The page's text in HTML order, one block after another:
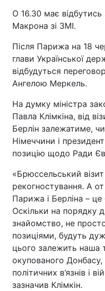
О 16.30 має відбутись
Макрона зі ЗМІ.
Після Парижа на 18
глави Української
відбудуться
Ангелою Меркель.
На думку міністра
Павла Клімкіна, від
Берлін залежатиме,
Німеччини і
позицію щодо Ради
«Брюссельський
рекогностування. А
Парижа і Берліна –
Оскільки на порядку
знайомство, не
позиціями, будуть
цього залежить наша
окупованого Донбасу,
політичних в’язнів і
зазначив Клімкін.